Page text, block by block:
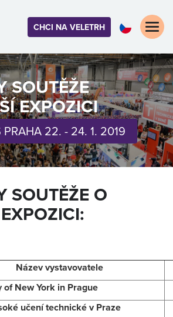
CHCI NA VELETRH
Toggle
SOUTĚŽE
EXPOZICI
PRAHA 22. - 24. 1. 2019
SOUTĚŽE O
Název vystavovatele
of New York in Prague
učení technické v Praze